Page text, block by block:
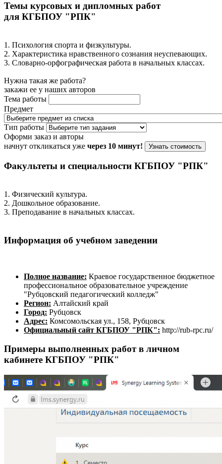
Темы курсовых и дипломных работ
для КГБПОУ "РПК"
1. Психология спорта и физкультуры.
2. Характеристика нравственного сознания неуспевающих.
3. Словарно-орфографическая работа в начальных классах.
Нужна такая же работа?
закажи ее у наших авторов
Тема работы
Предмет
Тип работы
Оформи заказ и авторы
начнут откликаться уже через 10 минут! Узнать стоимость
Факультеты и специальности КГБПОУ "РПК"
1. Физический культура.
2. Дошкольное образование.
3. Преподавание в начальных классах.
Информация об учебном заведении
Полное название: Краевое государственное бюджетное
профессиональное образовательное учреждение
"Рубцовский педагогический колледж"
Регион: Алтайский край
Город: Рубцовск
Адрес: Комсомольская ул., 158, Рубцовск
Официальный сайт КГБПОУ "РПК": http://rub-rpc.ru/
Примеры выполненных работ в личном
кабинете КГБПОУ "РПК"